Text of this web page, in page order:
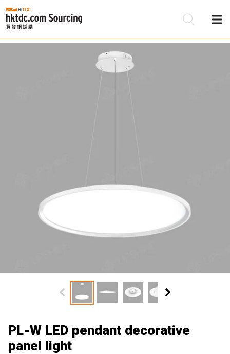
PL-W LED pendant decorative
panel light